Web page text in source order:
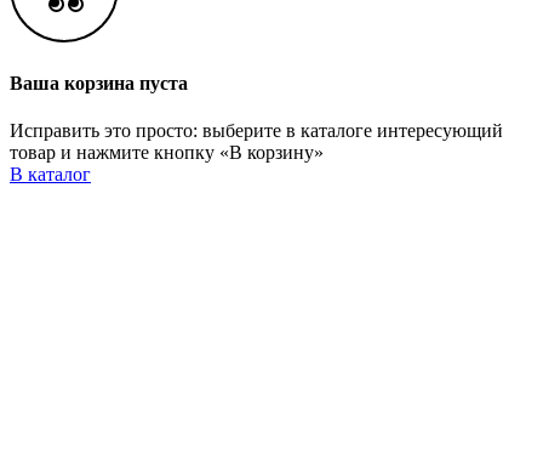
Ваша корзина пуста
Исправить это просто: выберите в каталоге интересующий
товар и нажмите кнопку «В корзину»
В каталог